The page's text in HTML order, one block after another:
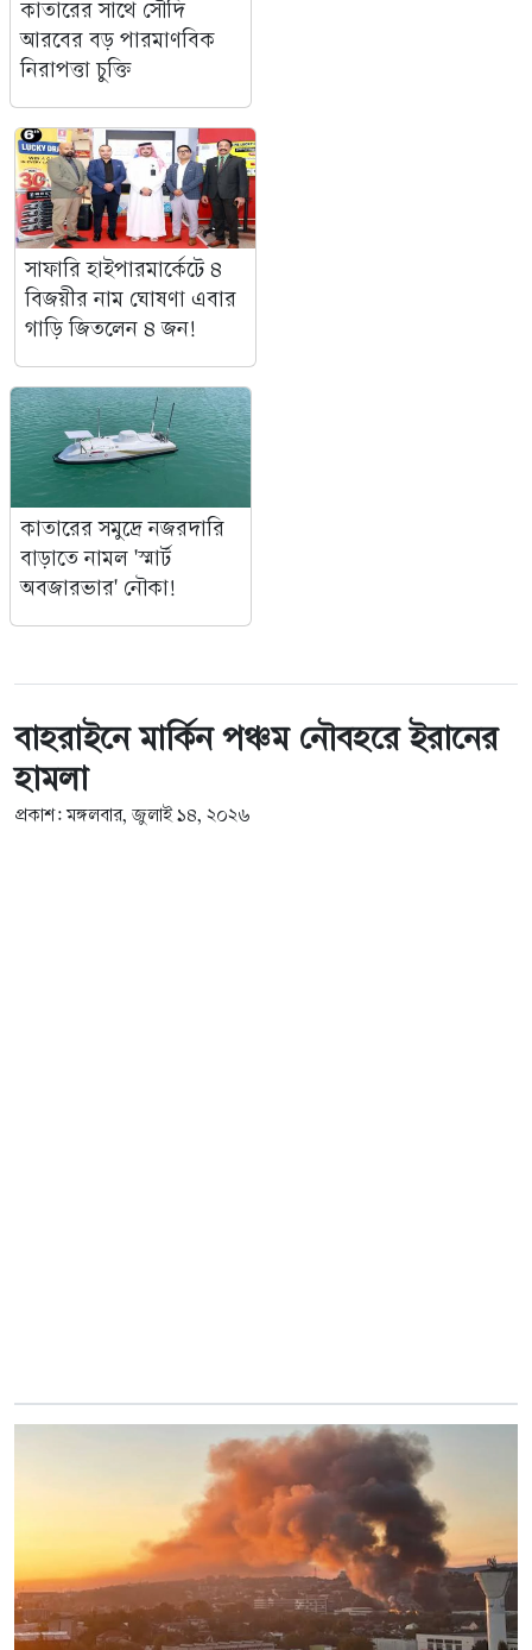
কাতারের সাথে সৌদি
আরবের বড় পারমাণবিক
নিরাপত্তা চুক্তি
সাফারি হাইপারমার্কেটে ৪
বিজয়ীর নাম ঘোষণা এবার
গাড়ি জিতলেন ৪ জন!
কাতারের সমুদ্রে নজরদারি
বাড়াতে নামল 'স্মার্ট
অবজারভার' নৌকা!
বাহরাইনে মার্কিন পঞ্চম নৌবহরে ইরানের
হামলা
প্রকাশ: মঙ্গলবার, জুলাই ১৪, ২০২৬